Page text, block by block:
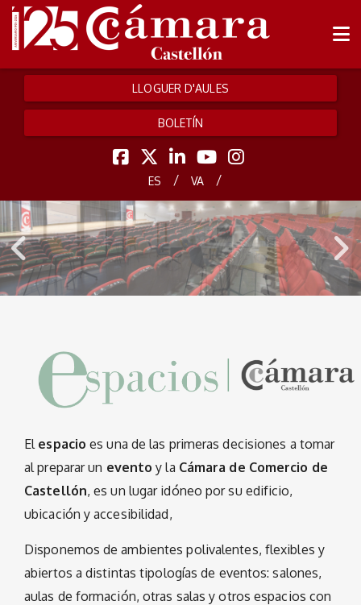
LLOGUER D'AULES
BOLETÍN
ES / VA /
El espacio es una de las primeras decisiones a tomar
al preparar un eventoy la Cámara de Comercio de
Castellón, es un lugar idóneo por su edificio,
ubicación y accesibilidad,
Disponemos de ambientes polivalentes, flexibles y
abiertos a distintas tipologías de eventos: salones,
aulas de formación, otras salas y otros espacios con